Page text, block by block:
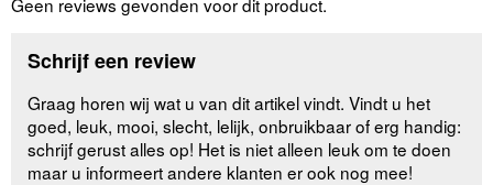
Schrijf een review
Graag horen wij wat u van dit artikel vindt. Vindt u het
goed, leuk, mooi, slecht, lelijk, onbruikbaar of erg handig:
schrijf gerust alles op! Het is niet alleen leuk om te doen
maar u informeert andere klanten er ook nog mee!